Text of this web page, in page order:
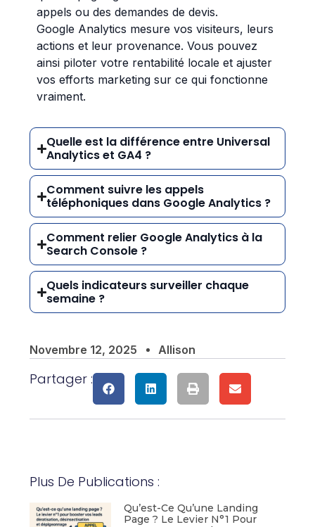
appels ou des demandes de devis.
Google Analytics mesure vos visiteurs, leurs
actions et leur provenance. Vous pouvez
ainsi piloter votre rentabilité locale et ajuster
vos efforts marketing sur ce qui fonctionne
vraiment.
Quelle est la différence entre Universal
Analytics et GA4 ?
Comment suivre les appels
téléphoniques dans Google Analytics ?
Comment relier Google Analytics à la
Search Console ?
Quels indicateurs surveiller chaque
semaine ?
Novembre 12, 2025 Allison
Partager :
Plus De Publications :
Qu’est-Ce Qu’une Landing
Page ? Le Levier N°1 Pour